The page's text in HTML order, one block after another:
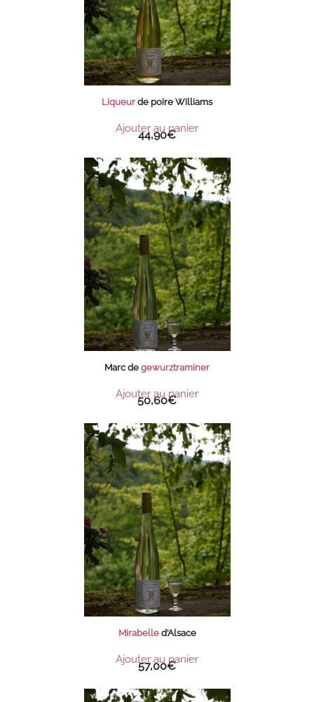
Liqueur de poire Williams
44,90€
Ajouter au panier
Marc de gewurztraminer
50,60€
Ajouter au panier
Mirabelle d’Alsace
57,00€
Ajouter au panier